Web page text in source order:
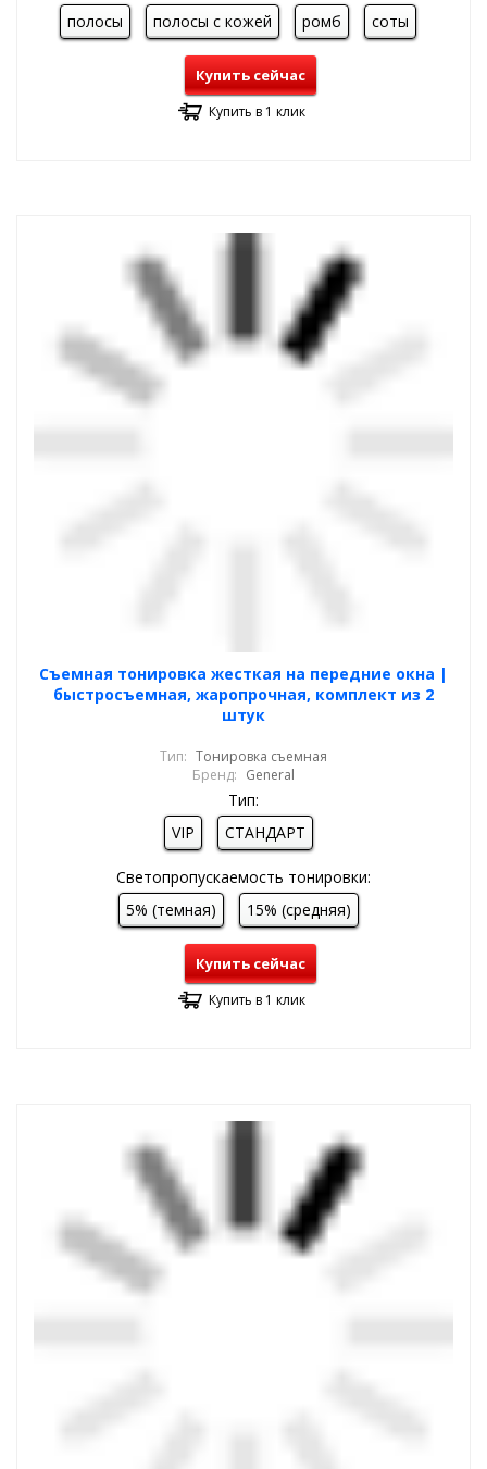
полосы
полосы с кожей ромб соты
Купить сейчас
Купить в 1 клик
Cъемная тонировка жесткая на передние окна |
быстросъемная, жаропрочная, комплект из 2
штук
Тип: Тонировка съемная
Бренд: General
Тип:
VIP
СТАНДАРТ
Светопропускаемость тонировки:
5% (темная)
15% (средняя)
Купить сейчас
Купить в 1 клик